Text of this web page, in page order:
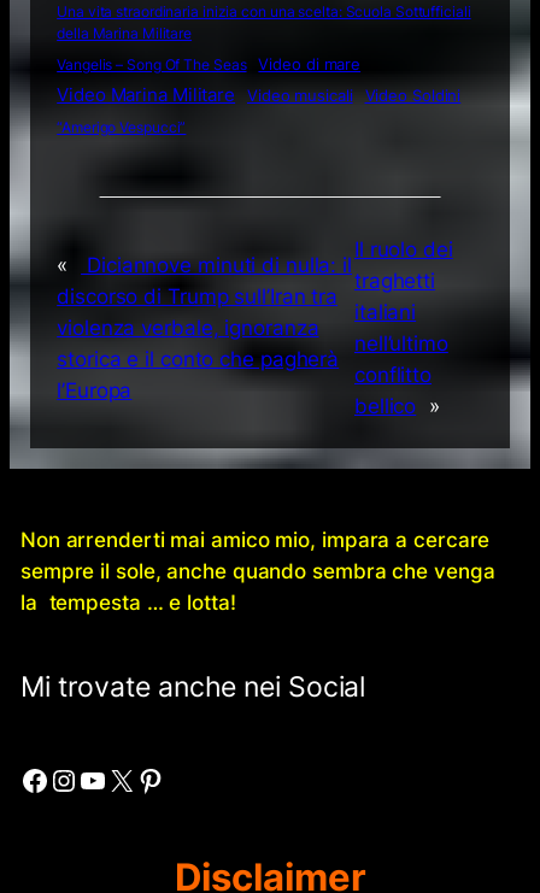
Una vita straordinaria inizia con una scelta: Scuola Sottufficiali
della Marina Militare
Vangelis – Song Of The Seas
Video di mare
Video Marina Militare Video musicali
Video Soldini
“Amerigo Vespucci”
«
Diciannove minuti di nulla: il
discorso di Trump sull’Iran tra
violenza verbale, ignoranza
storica e il conto che pagherà
l’Europa
Il ruolo dei
traghetti
italiani
nell’ultimo
conflitto
bellico »
Non arrenderti mai amico mio, impara a cercare
sempre il sole, anche quando sembra che venga
la tempesta … e lotta!
Mi trovate anche nei Social
Facebook Instagram YouTube X Pinterest
Disclaimer